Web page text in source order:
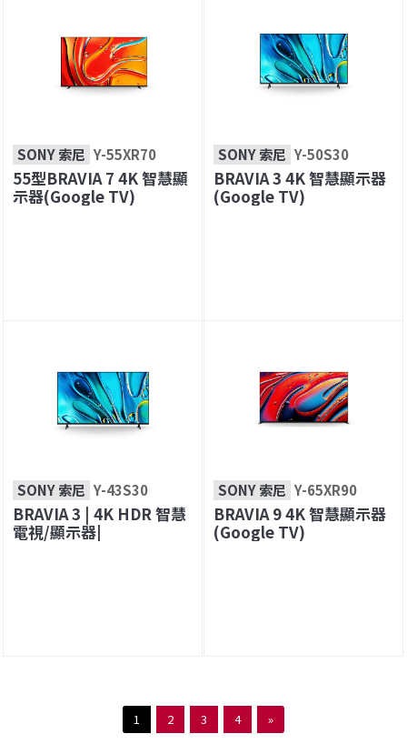
SONY 索尼 Y-55XR70
55型BRAVIA 7 4K 智慧顯
示器(Google TV)
SONY 索尼 Y-50S30
BRAVIA 3 4K 智慧顯示器
(Google TV)
SONY 索尼 Y-43S30
BRAVIA 3 | 4K HDR 智慧
電視/顯示器|
SONY 索尼 Y-65XR90
BRAVIA 9 4K 智慧顯示器
(Google TV)
1 2 3 4 »